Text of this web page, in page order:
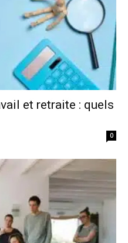
et retraite : quels
0